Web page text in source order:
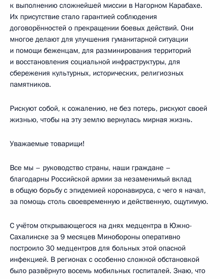
к выполнению сложнейшей миссии в Нагорном Карабахе.
Их присутствие стало гарантией соблюдения
договорённостей о прекращении боевых действий. Они
многое делают для улучшения гуманитарной ситуации
и помощи беженцам, для разминирования территорий
и восстановления социальной инфраструктуры, для
сбережения культурных, исторических, религиозных
памятников.
Рискуют собой, к сожалению, не без потерь, рискуют своей
жизнью, чтобы на эту землю вернулась мирная жизнь.
Уважаемые товарищи!
Все мы – руководство страны, наши граждане –
благодарны Российской армии за незаменимый вклад
в общую борьбу с эпидемией коронавируса, с чего я начал,
за помощь столь своевременную и действенную, ощутимую.
С учётом открывающегося на днях медцентра в Южно-
Сахалинске за 9 месяцев Минобороны оперативно
построило 30 медцентров для больных этой опасной
инфекцией. В регионах с особенно сложной обстановкой
было развёрнуто восемь мобильных госпиталей. Знаю, что